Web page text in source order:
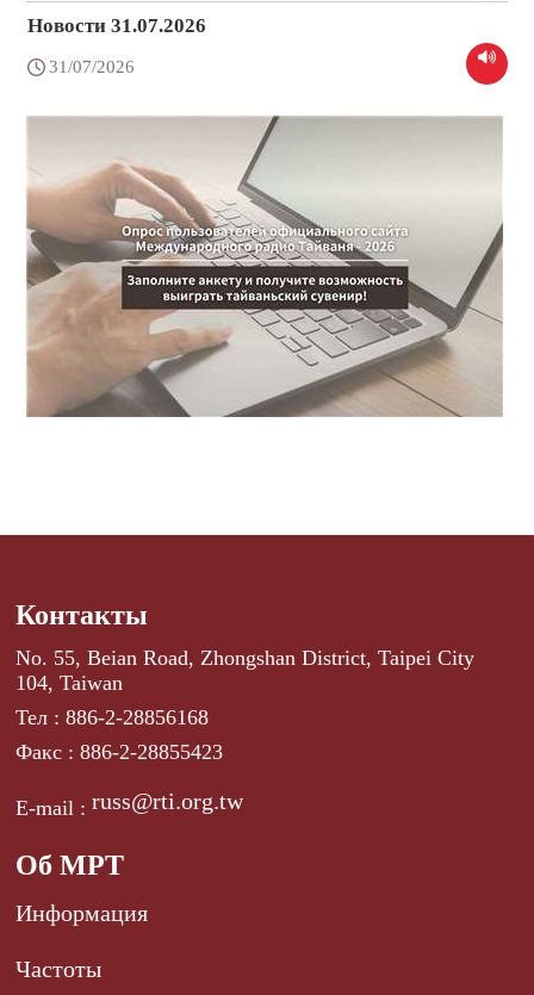
Новости 31.07.2026
31/07/2026
Контакты
No. 55, Beian Road, Zhongshan District, Taipei City
104, Taiwan
Тел : 886-2-28856168
Факс : 886-2-28855423
E-mail :russ@rti.org.tw
Об МРТ
Информация
Частоты